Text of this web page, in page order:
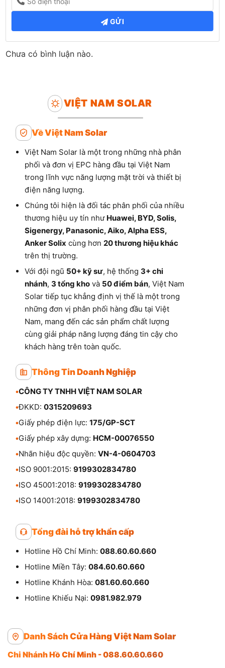
GỬI
Chưa có bình luận nào.
VIỆT NAM SOLAR
Về Việt Nam Solar
Việt Nam Solar là một trong những nhà phân
phối và đơn vị EPC hàng đầu tại Việt Nam
trong lĩnh vực năng lượng mặt trời và thiết bị
điện năng lượng.
Chúng tôi hiện là đối tác phân phối của nhiều
thương hiệu uy tín như Huawei, BYD, Solis,
Sigenergy, Panasonic, Aiko, Alpha ESS,
Anker Solix cùng hơn 20 thương hiệu khác
trên thị trường.
Với đội ngũ 50+ kỹ sư, hệ thống 3+ chi
nhánh, 3 tổng kho và 50 điểm bán, Việt Nam
Solar tiếp tục khẳng định vị thế là một trong
những đơn vị phân phối hàng đầu tại Việt
Nam, mang đến các sản phẩm chất lượng
cùng giải pháp năng lượng đáng tin cậy cho
khách hàng trên toàn quốc.
Thông Tin Doanh Nghiệp
•CÔNG TY TNHH VIỆT NAM SOLAR
•ĐKKD: 0315209693
•Giấy phép điện lực: 175/GP-SCT
•Giấy phép xây dựng: HCM-00076550
•Nhãn hiệu độc quyền: VN-4-0604703
•ISO 9001:2015: 9199302834780
•ISO 45001:2018: 9199302834780
•ISO 14001:2018: 9199302834780
Tổng đài hỗ trợ khẩn cấp
Hotline Hồ Chí Minh: 088.60.60.660
Hotline Miền Tây: 084.60.60.660
Hotline Khánh Hòa: 081.60.60.660
Hotline Khiếu Nại: 0981.982.979
Danh Sách Cửa Hàng Việt Nam Solar
Chi Nhánh Hồ Chí Minh - 088.60.60.660